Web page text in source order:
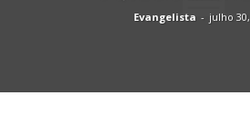
Evangelista - julho